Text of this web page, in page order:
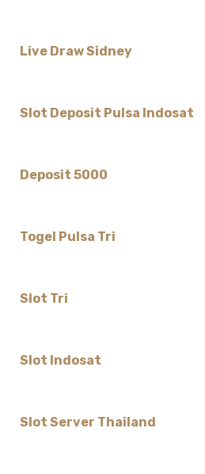
Live Draw Sidney
Slot Deposit Pulsa Indosat
Deposit 5000
Togel Pulsa Tri
Slot Tri
Slot Indosat
Slot Server Thailand